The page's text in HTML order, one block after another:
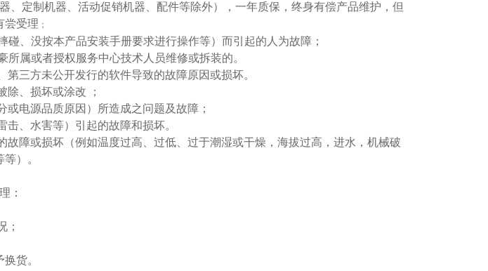
器、定制机器、活动促销机器、配件等除外）， 一年质保，终身有偿产品维护，但
尝受理 ；
碰、没按本产品安装手册要求进行操作等）而引起的人为故障；
所属或者授权服务中心技术人员维修或拆装的。
三方未公开发行的软件导致的故障原因或损坏。
除、损坏或涂改 ；
电源品质原因）所造成之问题及故障；
、水害等）引起的故障和损坏。
故障或损坏（例如温度过高、过低、过于潮湿或干燥，海拔过高，进水，机械破
）。
：
；
货。